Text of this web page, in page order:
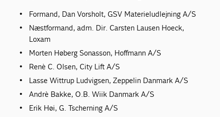
Formand, Dan Vorsholt, GSV Materieludlejning A/S
Næstformand, adm. Dir. Carsten Lausen Hoeck,
Loxam
Morten Høberg Sonasson, Hoffmann A/S
Renè C. Olsen, City Lift A/S
Lasse Wittrup Ludvigsen, Zeppelin Danmark A/S
Andrè Bakke, O.B. Wiik Danmark A/S
Erik Høi, G. Tscherning A/S